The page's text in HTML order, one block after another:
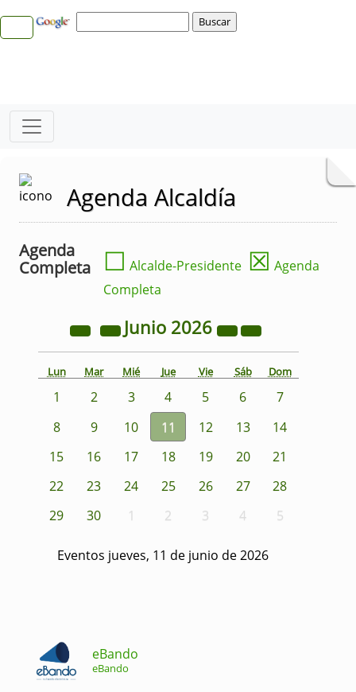
Agenda Alcaldía
Agenda
Completa
☐ Alcalde-Presidente ☒ Agenda
Completa
Junio 2026
Lun Mar Mié Jue Vie Sáb Dom
1 2 3 4 5 6
7
8
9 10 11 12 13
14
15
16 17 18 19 20
21
22
23 24 25 26 27
28
29
30 1 2 3 4 5
Eventos jueves, 11 de junio de 2026
eBando
eBando